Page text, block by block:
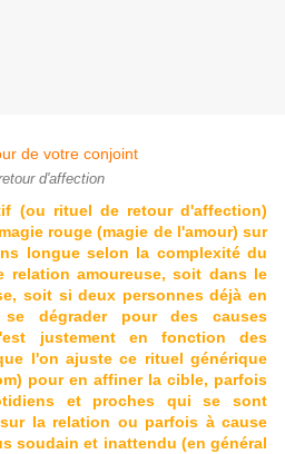
d'affection
(ou rituel de retour d'affection)
rouge (magie de l'amour) sur
longue selon la complexité du
relation amoureuse, soit dans le
soit si deux personnes déjà en
dégrader pour des causes
justement en fonction des
l'on ajuste ce rituel générique
pour en affiner la cible, parfois
et proches qui se sont
la relation ou parfois à cause
soudain et inattendu (en général